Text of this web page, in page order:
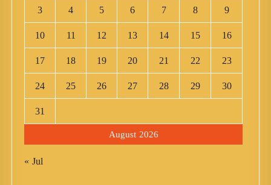
August 2026
3 4 5 6 7 8 9
10 11 12 13 14 15 16
17 18 19 20 21 22 23
24 25 26 27 28 29 30
31
« Jul